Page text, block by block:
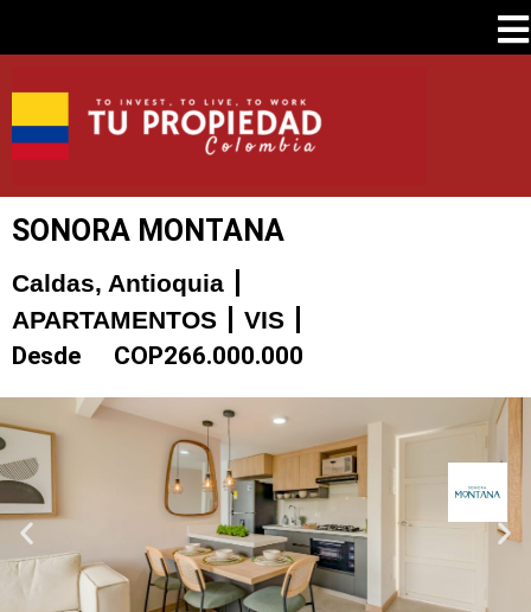
SONORA MONTANA
Caldas, Antioquia
APARTAMENTOS
VIS
Desde COP266.000.000